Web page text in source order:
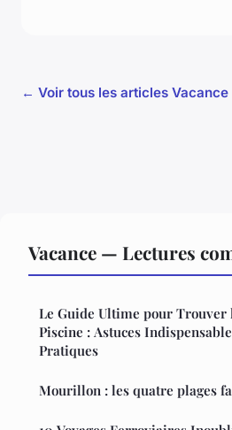
← Voir tous les articles Vacance
Vacance — Lectures
Le Guide Ultime pour Trouver
Piscine : Astuces
Pratiques
Mourillon : les quatre plages